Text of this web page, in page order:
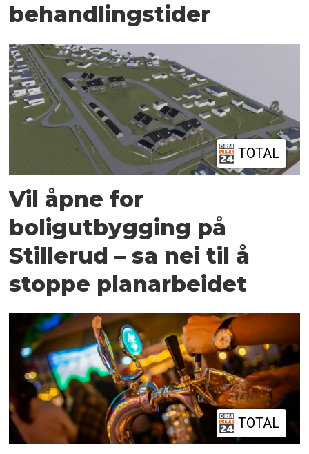
behandlingstider
TOTAL
Vil åpne for
boligutbygging på
Stillerud – sa nei til å
stoppe planarbeidet
TOTAL